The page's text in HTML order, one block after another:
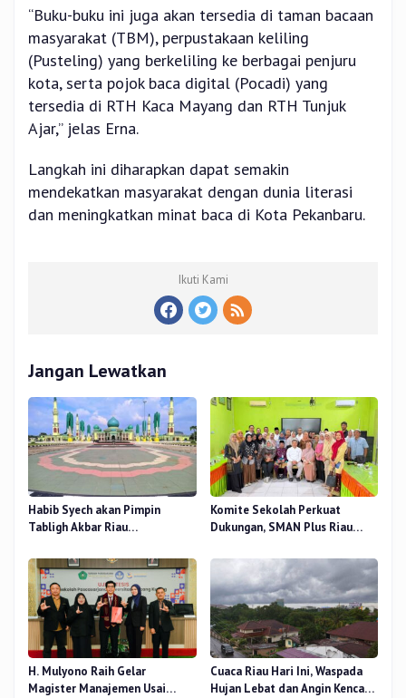
“Buku-buku ini juga akan tersedia di taman bacaan
masyarakat (TBM), perpustakaan keliling
(Pusteling) yang berkeliling ke berbagai penjuru
kota, serta pojok baca digital (Pocadi) yang
tersedia di RTH Kaca Mayang dan RTH Tunjuk
Ajar,” jelas Erna.
Langkah ini diharapkan dapat semakin
mendekatkan masyarakat dengan dunia literasi
dan meningkatkan minat baca di Kota Pekanbaru.
Ikuti Kami
Jangan Lewatkan
Habib Syech akan Pimpin
Tabligh Akbar Riau
Nur, Besok
Komite Sekolah Perkuat
Dukungan, SMAN Plus Riau
Pendidikan
H. Mulyono Raih Gelar
Magister Manajemen Usai
Cuaca Riau Hari Ini, Waspada
Hujan Lebat dan Angin Kencang